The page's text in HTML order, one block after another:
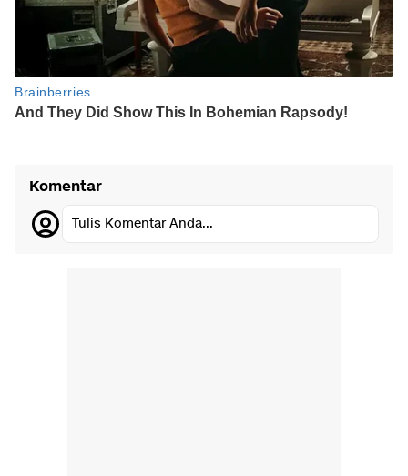
Komentar
Tulis Komentar Anda...